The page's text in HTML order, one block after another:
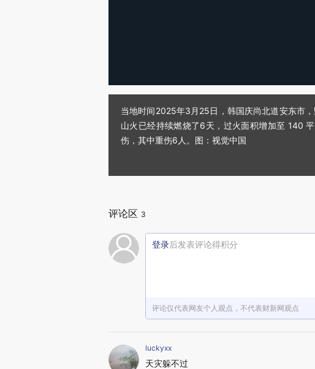
当地时间2025年3月25日，韩国庆尚北道安东市
山火已经持续燃烧了6天，过火面积增加至 140
伤，其中重伤6人。图：视觉中国
评论区 3
登录后发表评论得积分
评论仅代表网友个人观点，不代表财新网观点
luckyxx
天灾躲不过